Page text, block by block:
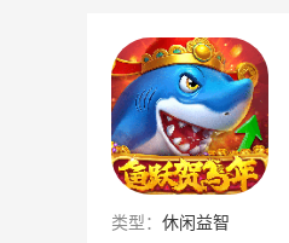
类型： 休闲益智